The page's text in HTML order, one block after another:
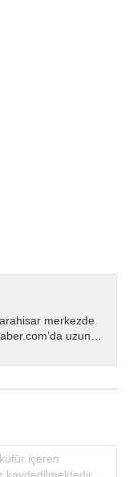
merkezde
uzun